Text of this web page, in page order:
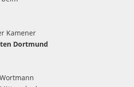
Kamener
Dortmund